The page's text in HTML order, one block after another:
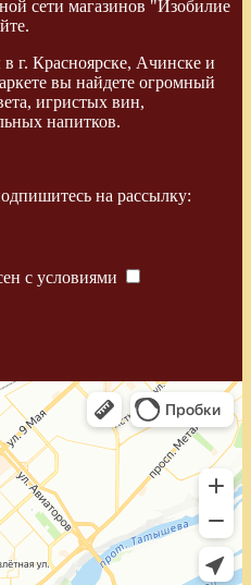
сети магазинов "Изобилие
г. Красноярске, Ачинске и
вы найдете огромный
игристых вин,
напитков.
на рассылку:
с условиями